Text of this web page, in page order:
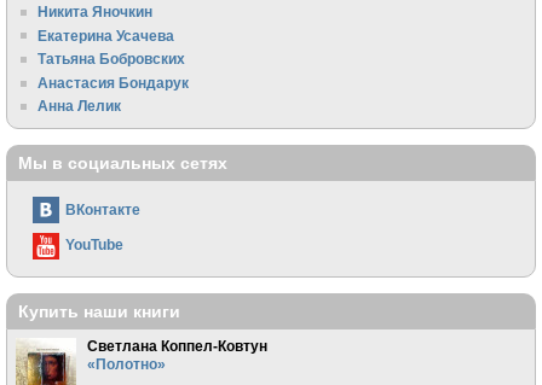
Никита Яночкин
Екатерина Усачева
Татьяна Бобровских
Анастасия Бондарук
Анна Лелик
Мы в социальных сетях
ВКонтакте
YouTube
Купить наши книги
Светлана Коппел-Ковтун
«Полотно»